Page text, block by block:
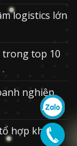
logistics lớn
trong top 10
nghiệp
hợp khu